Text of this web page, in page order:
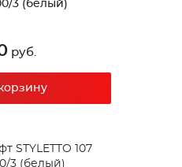
3 (белый)
руб.